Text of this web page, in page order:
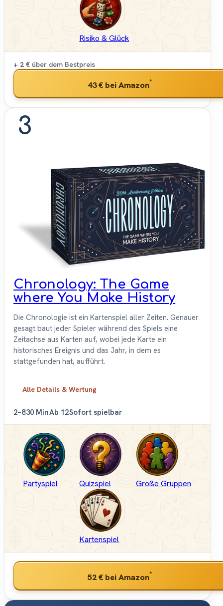
Risiko & Glück
+ 2 € über dem Bestpreis
43 € bei Amazon*
3
Chronology: The Game
where You Make History
Die Chronologie ist ein Kartenspiel aller Zeiten. Genauer
gesagt baut jeder Spieler während des Spiels eine
Zeitachse aus Karten auf, wobei jede Karte ein
historisches Ereignis und das Jahr, in dem es
stattgefunden hat, aufführt.
Alle Details & Wertung
2–830 MinAb 12Sofort spielbar
Partyspiel Quizspiel Große Gruppen
Kartenspiel
52 € bei Amazon*